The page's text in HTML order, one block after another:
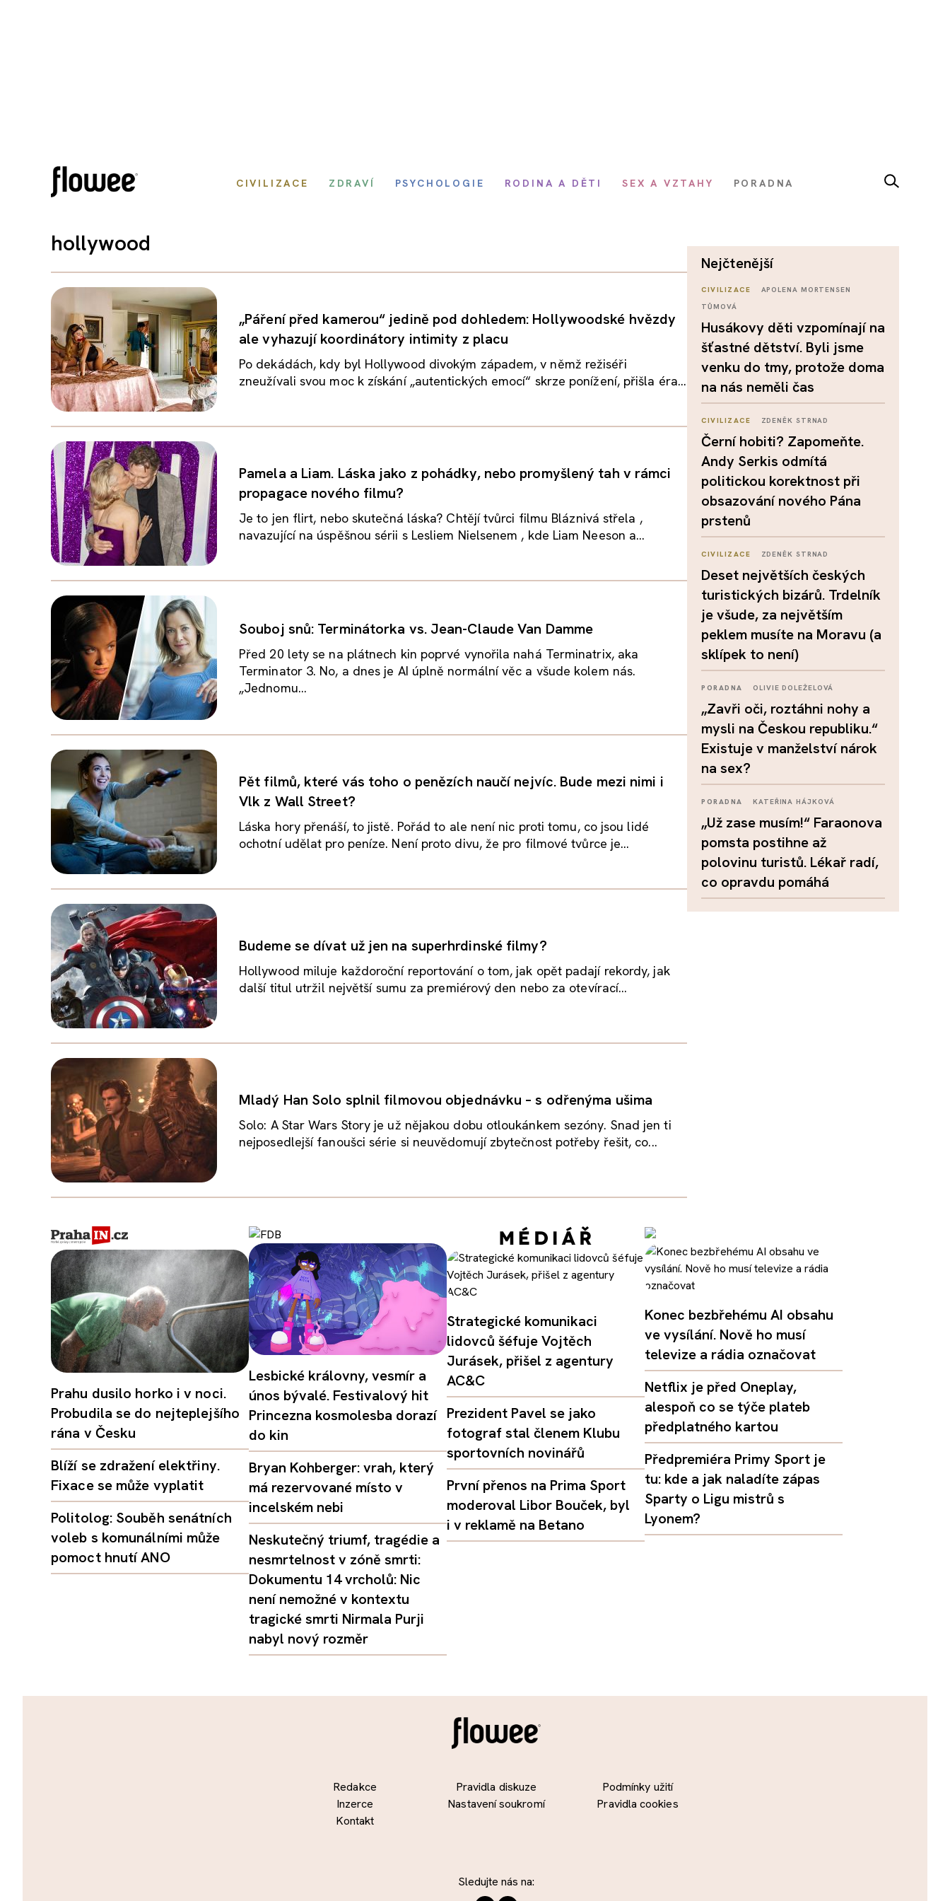
CIVILIZACE ZDRAVÍ PSYCHOLOGIE RODINA A DĚTI SEX A VZTAHY PORADNA
hollywood
„Páření před kamerou“ jedině pod dohledem: Hollywoodské hvězdy
ale vyhazují koordinátory intimity z placu
Po dekádách, kdy byl Hollywood divokým západem, v němž režiséři
zneužívali svou moc k získání „autentických emocí“ skrze ponížení, přišla éra...
Pamela a Liam. Láska jako z pohádky, nebo promyšlený tah v rámci
propagace nového filmu?
Je to jen flirt, nebo skutečná láska? Chtějí tvůrci filmu Bláznivá střela ,
navazující na úspěšnou sérii s Lesliem Nielsenem , kde Liam Neeson a...
Souboj snů: Terminátorka vs. Jean-Claude Van Damme
Před 20 lety se na plátnech kin poprvé vynořila nahá Terminatrix, aka
Terminator 3. No, a dnes je AI úplně normální věc a všude kolem nás.
„Jednomu...
Pět filmů, které vás toho o penězích naučí nejvíc. Bude mezi nimi i
Vlk z Wall Street?
Láska hory přenáší, to jistě. Pořád to ale není nic proti tomu, co jsou lidé
ochotní udělat pro peníze. Není proto divu, že pro filmové tvůrce je...
Budeme se dívat už jen na superhrdinské filmy?
Hollywood miluje každoroční reportování o tom, jak opět padají rekordy, jak
další titul utržil největší sumu za premiérový den nebo za otevírací...
Mladý Han Solo splnil filmovou objednávku – s odřenýma ušima
Solo: A Star Wars Story je už nějakou dobu otloukánkem sezóny. Snad jen ti
nejposedlejší fanoušci série si neuvědomují zbytečnost potřeby řešit, co...
nejčtenější
CIVILIZACE
APOLENA MORTENSEN
TŮMOVÁ
Husákovy děti vzpomínají na
šťastné dětství. Byli jsme
venku do tmy, protože doma
na nás neměli čas
CIVILIZACE ZDENĚK STRNAD
Černí hobiti? Zapomeňte.
Andy Serkis odmítá
politickou korektnost při
obsazování nového Pána
prstenů
CIVILIZACE ZDENĚK STRNAD
Deset největších českých
turistických bizárů. Trdelník
je všude, za největším
peklem musíte na Moravu (a
sklípek to není)
PORADNA OLIVIE DOLEŽELOVÁ
„Zavři oči, roztáhni nohy a
mysli na Českou republiku.“
Existuje v manželství nárok
na sex?
PORADNA KATEŘINA HÁJKOVÁ
„Už zase musím!“ Faraonova
pomsta postihne až
polovinu turistů. Lékař radí,
co opravdu pomáhá
Prahu dusilo horko i v noci.
Probudila se do nejteplejšího
rána v Česku
Blíží se zdražení elektřiny.
Fixace se může vyplatit
Politolog: Souběh senátních
voleb s komunálními může
pomoct hnutí ANO
Lesbické královny, vesmír a
únos bývalé. Festivalový hit
Princezna kosmolesba dorazí
do kin
Bryan Kohberger: vrah, který
má rezervované místo v
incelském nebi
Neskutečný triumf, tragédie a
nesmrtelnost v zóně smrti:
Dokumentu 14 vrcholů: Nic
není nemožné v kontextu
tragické smrti Nirmala Purji
nabyl nový rozměr
Strategické komunikaci
lidovců šéfuje Vojtěch
Jurásek, přišel z agentury
AC&C
Prezident Pavel se jako
fotograf stal členem Klubu
sportovních novinářů
První přenos na Prima Sport
moderoval Libor Bouček, byl
i v reklamě na Betano
Konec bezbřehému AI obsahu
ve vysílání. Nově ho musí
televize a rádia označovat
Netflix je před Oneplay,
alespoň co se týče plateb
předplatného kartou
Předpremiéra Primy Sport je
tu: kde a jak naladíte zápas
Sparty o Ligu mistrů s
Lyonem?
Redakce
Inzerce
Kontakt
Pravidla diskuze
Nastavení soukromí
Podmínky užití
Pravidla cookies
Sledujte nás na: